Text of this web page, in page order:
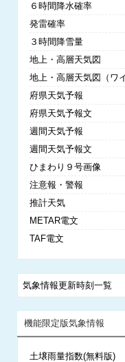
６時間降水確率
発雷確率
３時間降雪量
地上・高層天気図
地上・高層天気図（ワ
府県天気予報
府県天気予報文
週間天気予報
週間天気予報文
ひまわり９号画像
注意報・警報
推計天気
METAR電文
TAF電文
気象情報更新時刻一覧
機能限定版気象情報
土壌雨量指数(無料版)